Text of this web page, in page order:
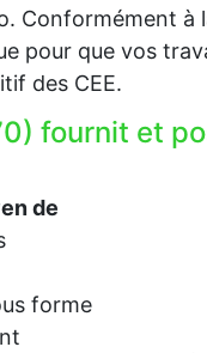
Conformément à
pour que vos
des CEE.
fournit et
de
forme